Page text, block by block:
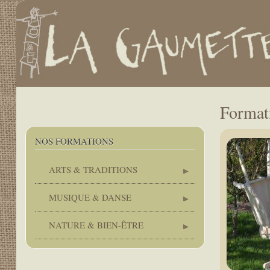
User
account
menu
Main
NOS FORMATIONS
ARTS & TRADITIONS
MUSIQUE & DANSE
NATURE & BIEN-ÊTRE